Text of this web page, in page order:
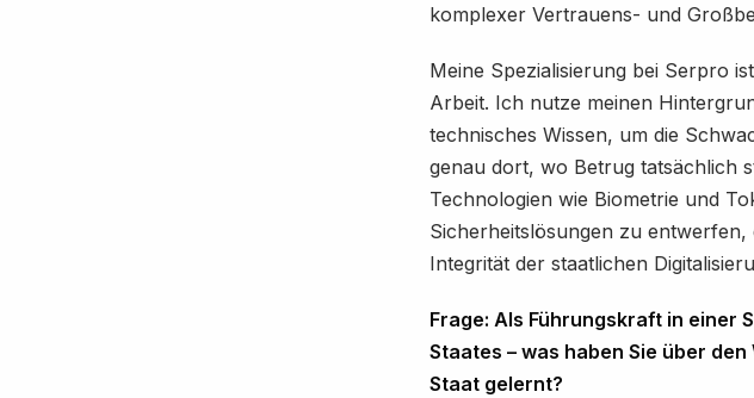
komplexer Vertrauens- und
Meine Spezialisierung bei Serpro
Arbeit. Ich nutze meinen
technisches Wissen, um die
genau dort, wo Betrug tatsächlich
Technologien wie Biometrie und
Sicherheitslösungen zu
Integrität der staatlichen
Frage: Als Führungskraft in einer
Staates – was haben Sie über
Staat gelernt?